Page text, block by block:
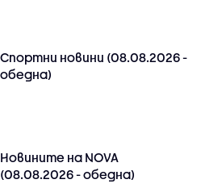
Спортни новини (08.08.2026 -
обедна)
Новините на NOVA
(08.08.2026 - обедна)